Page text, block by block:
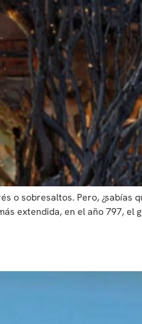
o sobresaltos. Pero, ¿sabías
extendida, en el año 797, el